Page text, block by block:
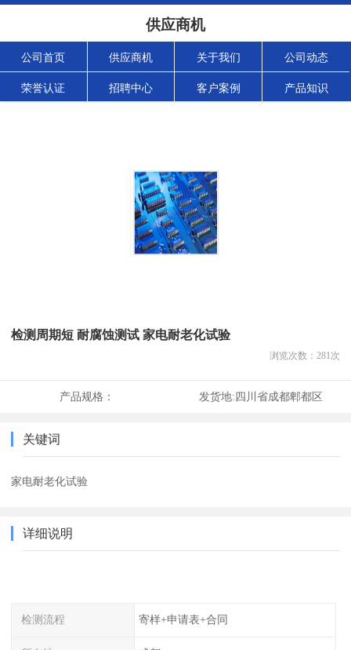
供应商机
公司首页 供应商机 关于我们 公司动态
荣誉认证 招聘中心 客户案例 产品知识
检测周期短 耐腐蚀测试 家电耐老化试验
浏览次数： 281次
产品规格： 发货地:四川省成都郫都区
关键词
家电耐老化试验
详细说明
检测流程 寄样+申请表+合同